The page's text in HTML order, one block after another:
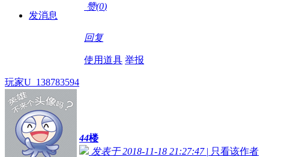
发消息
赞(0)
回复
使用道具 举报
玩家U_138783594
44楼
发表于 2018-11-18 21:27:47 | 只看该作者